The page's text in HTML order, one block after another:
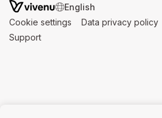
SWITCH LANGUAGE
Cookie settings (opens in a new tab)
Data privacy policy
Support